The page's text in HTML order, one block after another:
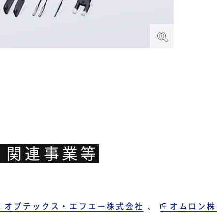
連事業等
オプテックス・エフエー株式会社 、 オムロン